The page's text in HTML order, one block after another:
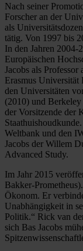
Nach seiner
Forscher an der
als
tätig. Von 1997 bis
In den Jahren 2004-
Europäischen
Jacobs als
Erasmus Universität
den Universitäten
(2010) und
der Vorsitzende der
Weltbank und den
Jacobs der Willem
Advanced Study.
Im Jahr 2015
Bakker-
Ökonom. Er
Unabhängigkeit in
Politik.“ Rick van
sich Bas Jacobs